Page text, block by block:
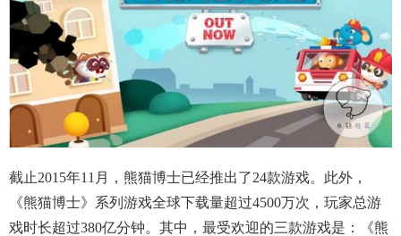
截止2015年11月，熊猫博士已经推出了24款游戏。此外，
《熊猫博士》系列游戏全球下载量超过4500万次，玩家总游
戏时长超过380亿分钟。其中，最受欢迎的三款游戏是：《熊